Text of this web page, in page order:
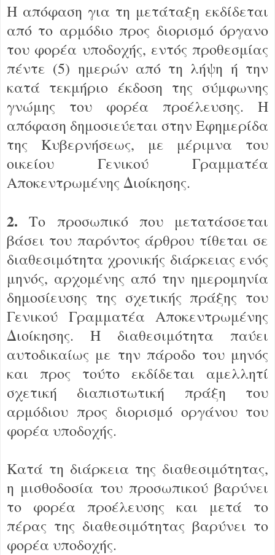
Η απόφαση για τη μετάταξη εκδίδεται
από το αρμόδιο προς διορισμό όργανο
του φορέα υποδοχής, εντός προθεσμίας
πέντε (5) ημερών από τη λήψη ή την
κατά τεκμήριο έκδοση της σύμφωνης
γνώμης του φορέα προέλευσης. Η
απόφαση δημοσιεύεται στην Εφημερίδα
της Κυβερνήσεως, με μέριμνα του
οικείου Γενικού Γραμματέα
Αποκεντρωμένης Διοίκησης.
2.Το προσωπικό που μετατάσσεται
βάσει του παρόντος άρθρου τίθεται σε
διαθεσιμότητα χρονικής διάρκειας ενός
μηνός, αρχομένης από την ημερομηνία
δημοσίευσης της σχετικής πράξης του
Γενικού Γραμματέα Αποκεντρωμένης
Διοίκησης. Η διαθεσιμότητα παύει
αυτοδικαίως με την πάροδο του μηνός
και προς τούτο εκδίδεται αμελλητί
σχετική διαπιστωτική πράξη του
αρμόδιου προς διορισμό οργάνου του
φορέα υποδοχής.
Κατά τη διάρκεια της διαθεσιμότητας,
η μισθοδοσία του προσωπικού βαρύνει
το φορέα προέλευσης και μετά το
πέρας της διαθεσιμότητας βαρύνει το
φορέα υποδοχής.